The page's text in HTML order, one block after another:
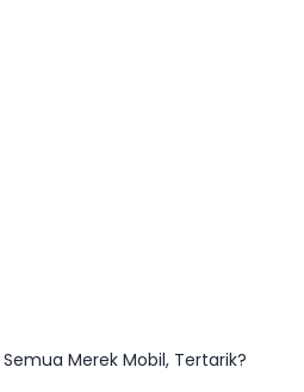
Merek Mobil, Tertarik?